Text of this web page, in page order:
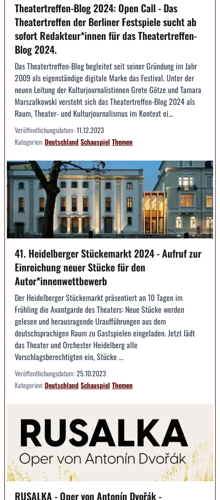
Theatertreffen-Blog 2024: Open Call - Das
Theatertreffen der Berliner Festspiele sucht ab
sofort Redakteur*innen für das Theatertreffen-
Blog 2024.
Das Theatertreffen-Blog begleitet seit seiner Gründung im Jahr
2009 als eigenständige digitale Marke das Festival. Unter der
neuen Leitung der Kulturjournalistinnen Grete Götze und Tamara
Marszalkowski versteht sich das Theatertreffen-Blog 2024 als
Raum, Theater- und Kulturjournalismus im Kontext ei...
Veröffentlichungsdatum:11.12.2023
Kategorien:DeutschlandSchauspiel Themen
41. Heidelberger Stückemarkt 2024 - Aufruf zur
Einreichung neuer Stücke für den
Autor*innenwettbewerb
Der Heidelberger Stückemarkt präsentiert an 10 Tagen im
Frühling die Avantgarde des Theaters: Neue Stücke werden
gelesen und herausragende Uraufführungen aus dem
deutschsprachigen Raum zu Gastspielen eingeladen. Jetzt lädt
das Theater und Orchester Heidelberg alle
Vorschlagsberechtigten ein, Stücke ...
Veröffentlichungsdatum:25.10.2023
Kategorien:DeutschlandSchauspiel Themen
RUSALKA - Oper von Antonín Dvořák -